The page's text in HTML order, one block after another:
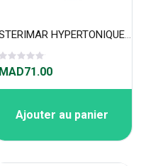
STERIMAR HYPERTONIQUE 50ml
MAD71.00
Ajouter au panier